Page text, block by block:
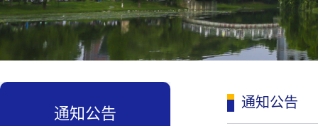
通知公告
通知公告